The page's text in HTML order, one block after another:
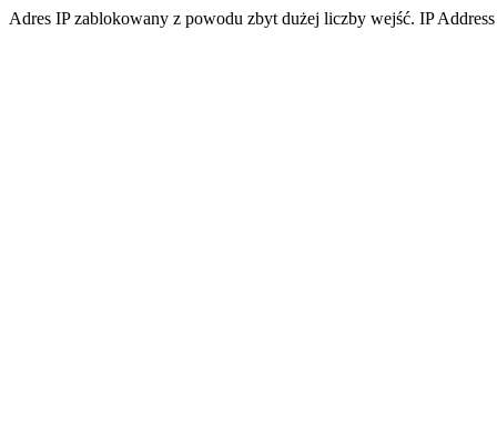
Adres IP zablokowany z powodu zbyt dużej liczby wejść. IP